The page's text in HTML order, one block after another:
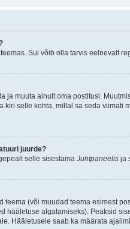
Sul võib olla tarvis eelnevalt
ja muuta ainult oma postitusi.
kiri selle kohta, millal sa seda
juurde?
selle sisestama Juhtpaneelis ja
teema (või muudad teema esimest
hääletuse algatamiseks). Peaksid
Hääletusele saab ka määrata